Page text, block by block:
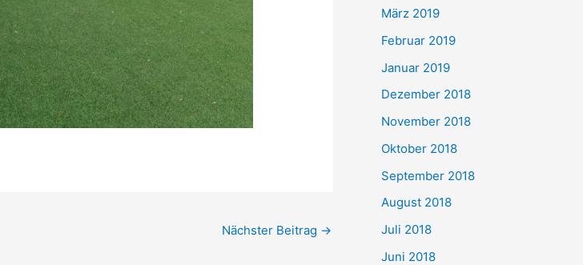
Nächster Beitrag →
März 2019
Februar 2019
Januar 2019
Dezember 2018
November 2018
Oktober 2018
September 2018
August 2018
Juli 2018
Juni 2018